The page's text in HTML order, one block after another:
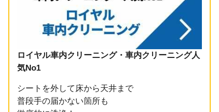
ロイヤル車内クリーニング・車内クリーニング人
気No1
シートを外して床から天井まで
普段手の届かない箇所も